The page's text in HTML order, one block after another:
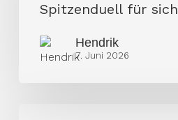
Spitzenduell für sich
Hendrik
7. Juni 2026